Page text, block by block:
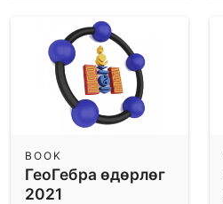
ГеоГебра өдөрлөг
2021
BOOK